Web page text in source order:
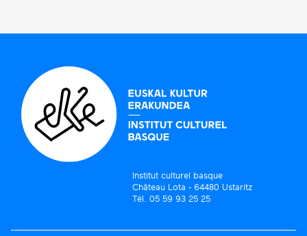
Institut culturel basque
Château Lota - 64480 Ustaritz
Tél. 05 59 93 25 25